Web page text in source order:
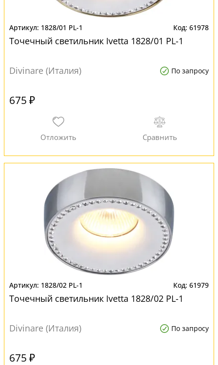
1828/01 PL-1 61978
Точечный светильник Ivetta 1828/01 PL-1
Divinare (Италия) По запросу
675 ₽
1828/02 PL-1 61979
Точечный светильник Ivetta 1828/02 PL-1
Divinare (Италия) По запросу
675 ₽